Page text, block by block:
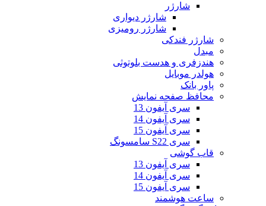
شارژر
شارژر دیواری
شارژر رومیزی
شارژر فندکی
مبدل
هندزفری و هدست بلوتوثی
هولدر موبایل
پاور بانک
محافظ صفحه نمایش
سری آیفون 13
سری آیفون 14
سری آیفون 15
سری S22 سامسونگ
قاب گوشی
سری آیفون 13
سری آیفون 14
سری آیفون 15
ساعت هوشمند